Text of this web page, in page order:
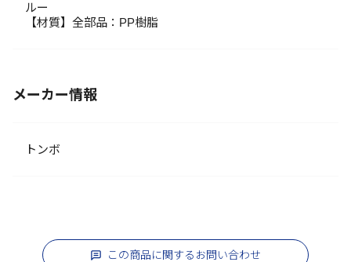
ルー
【材質】全部品：PP樹脂
メーカー情報
トンボ
この商品に関するお問い合わせ